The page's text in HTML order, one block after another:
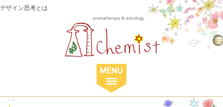
デザイン思考とは